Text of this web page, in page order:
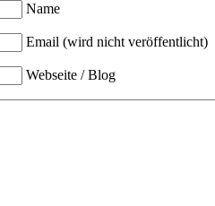
Name
Email (wird nicht veröffentlicht)
Webseite / Blog